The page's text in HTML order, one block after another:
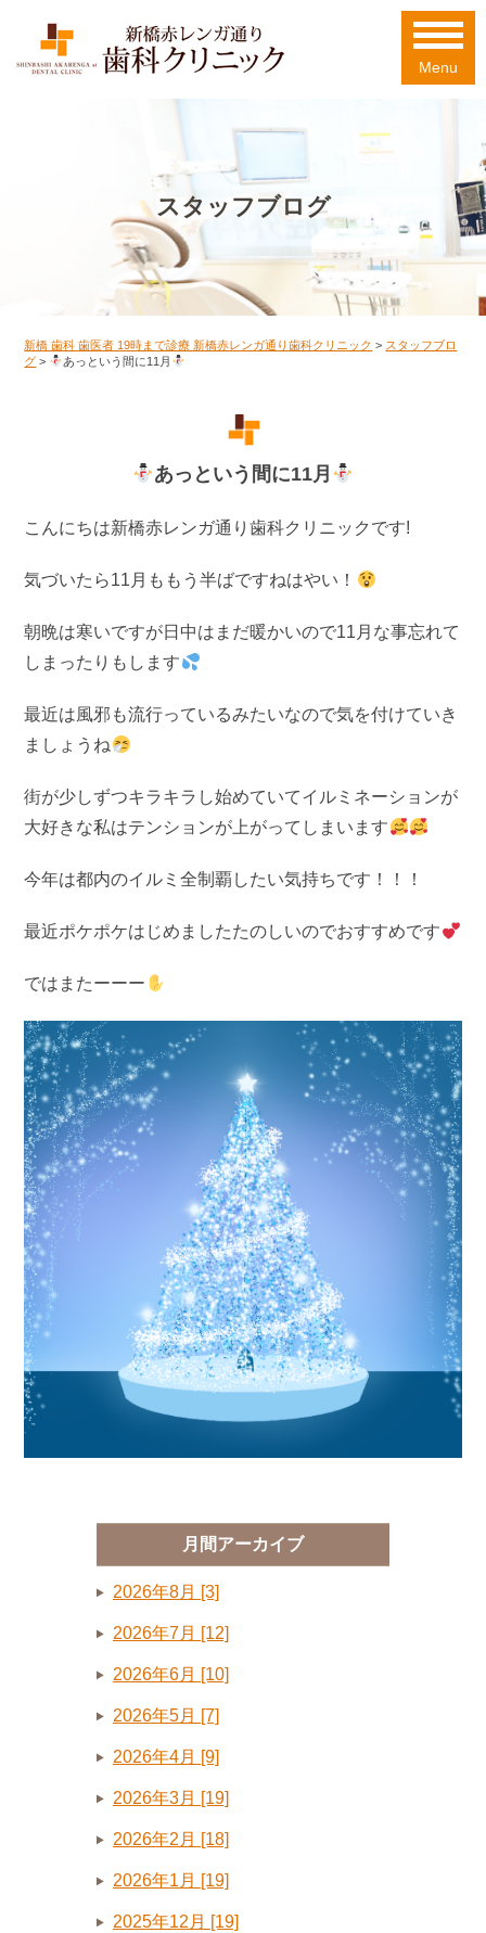
Menu
スタッフブログ
新橋 歯科 歯医者 19時まで診療 新橋赤レンガ通り歯科クリニック > スタッフブロ
グ > あっという間に11月
あっという間に11月
こんにちは新橋赤レンガ通り歯科クリニックです!
気づいたら11月ももう半ばですねはやい！
朝晩は寒いですが日中はまだ暖かいので11月な事忘れて
しまったりもします
最近は風邪も流行っているみたいなので気を付けていき
ましょうね
街が少しずつキラキラし始めていてイルミネーションが
大好きな私はテンションが上がってしまいます
今年は都内のイルミ全制覇したい気持ちです！！！
最近ポケポケはじめましたたのしいのでおすすめです
ではまたーーー
月間アーカイブ
2026年8月 [3]
2026年7月 [12]
2026年6月 [10]
2026年5月 [7]
2026年4月 [9]
2026年3月 [19]
2026年2月 [18]
2026年1月 [19]
2025年12月 [19]